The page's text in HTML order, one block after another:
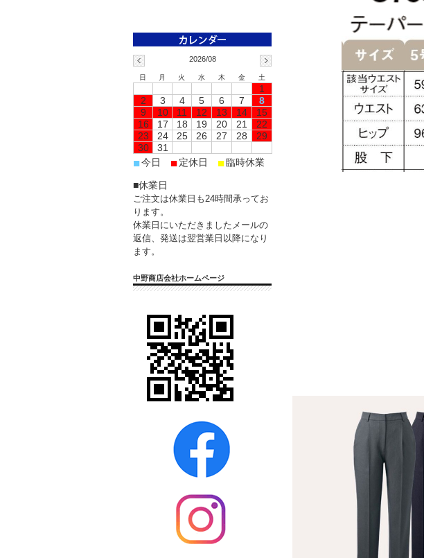
2026/08
日 月 火 水 木 金 土
1
2
3 4 5 6 7
8
9
10 11 12 13 14
15
16
17 18 19 20 21
22
23
24 25 26 27 28
29
30
31
■今日 ■定休日 ■臨時休業
■休業日
ご注文は休業日も24時間承ってお
ります。
休業日にいただきましたメールの
返信、発送は翌営業日以降になり
ます。
中野商店会社ホームページ